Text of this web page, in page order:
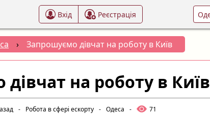
Вхід Реєстрація
› Запрошуємо дівчат на роботу в Київ
на роботу в Київ
- Робота в сфері ескорту - Одеса - 71